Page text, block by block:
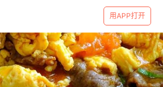
用APP打开